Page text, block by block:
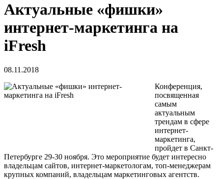
Актуальные «фишки»
интернет-маркетинга на
iFresh
08.11.2018
Конференция,
посвященная
самым
актуальным
трендам в сфере
интернет-
маркетинга,
пройдет в Санкт-
Петербурге 29-30 ноября. Это мероприятие будет интересно
владельцам сайтов, интернет-маркетологам, топ-менеджерам
крупных компаний, владельцам маркетинговых агентств.